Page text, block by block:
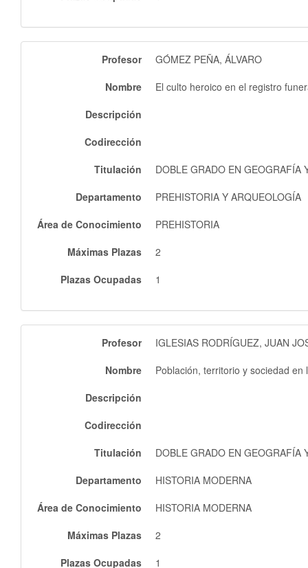
Profesor
GÓMEZ PEÑA, ÁLVARO
Nombre
El culto heroico en el registro
Descripción
Codirección
Titulación
DOBLE GRADO EN GEOGRAFÍA
Departamento
PREHISTORIA Y ARQUEOLOGÍA
Área de Conocimiento
PREHISTORIA
Máximas Plazas
2
Plazas Ocupadas
1
Profesor
IGLESIAS RODRÍGUEZ, JUAN
Nombre
Población, territorio y sociedad en
Descripción
Codirección
Titulación
DOBLE GRADO EN GEOGRAFÍA
Departamento
HISTORIA MODERNA
Área de Conocimiento
HISTORIA MODERNA
Máximas Plazas
2
Plazas Ocupadas
1